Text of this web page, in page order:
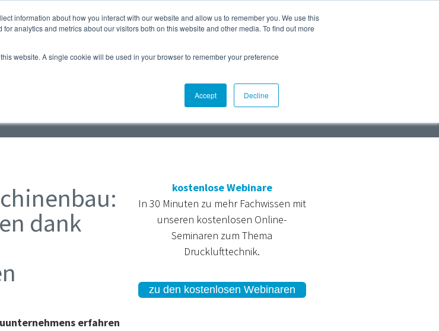
information about how you interact with our website and allow us to remember you. We use this
analytics and metrics about our visitors both on this website and other media. To find out more
website. A single cookie will be used in your browser to remember your preference
Accept Decline
Kompressoren Atlas Copco - das sind wir Mehr
dank
erfahren
kostenloseWebinare
In 30 Minuten zu mehr Fachwissen mit
unseren kostenlosen Online-
Seminaren zum Thema
Drucklufttechnik.
zu den kostenlosen Webinaren